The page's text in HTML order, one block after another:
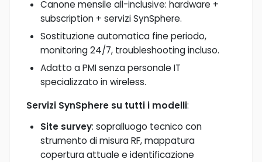
Canone mensile all-inclusive: hardware +
subscription + servizi SynSphere.
Sostituzione automatica fine periodo,
monitoring 24/7, troubleshooting incluso.
Adatto a PMI senza personale IT
specializzato in wireless.
Servizi SynSphere su tutti i modelli:
Site survey: sopralluogo tecnico con
strumento di misura RF, mappatura
copertura attuale e identificazione